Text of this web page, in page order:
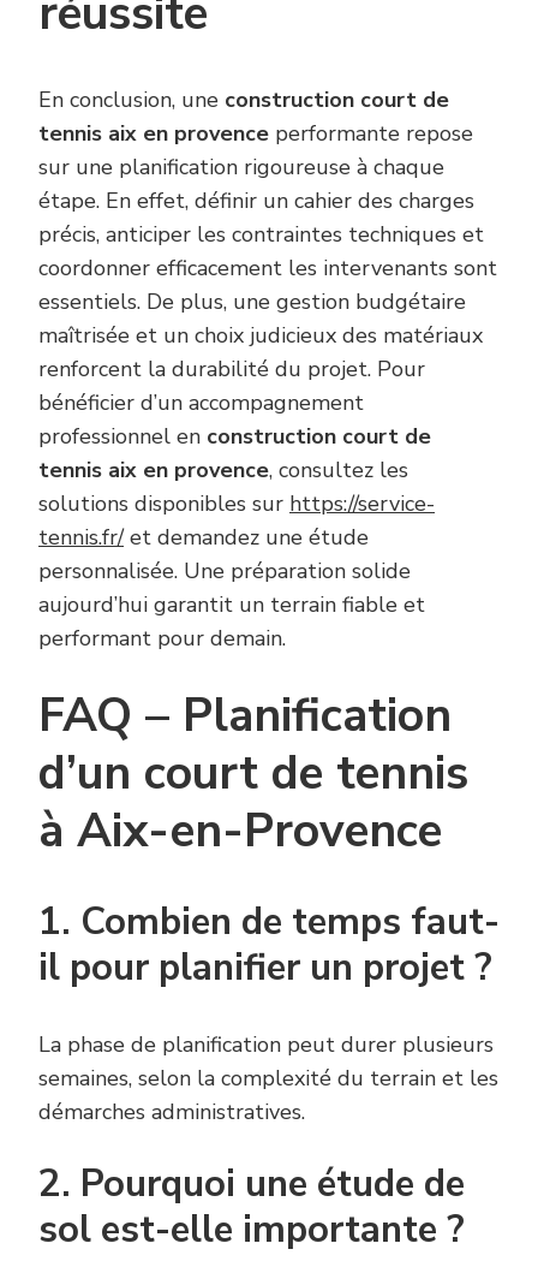
réussite
En conclusion, une construction court de
tennis aix en provence performante repose
sur une planification rigoureuse à chaque
étape. En effet, définir un cahier des charges
précis, anticiper les contraintes techniques et
coordonner efficacement les intervenants sont
essentiels. De plus, une gestion budgétaire
maîtrisée et un choix judicieux des matériaux
renforcent la durabilité du projet. Pour
bénéficier d’un accompagnement
professionnel en construction court de
tennis aix en provence, consultez les
solutions disponibles sur https://service-
tennis.fr/et demandez une étude
personnalisée. Une préparation solide
aujourd’hui garantit un terrain fiable et
performant pour demain.
FAQ – Planification
d’un court de tennis
à Aix-en-Provence
1. Combien de temps faut-
il pour planifier un projet ?
La phase de planification peut durer plusieurs
semaines, selon la complexité du terrain et les
démarches administratives.
2. Pourquoi une étude de
sol est-elle importante ?